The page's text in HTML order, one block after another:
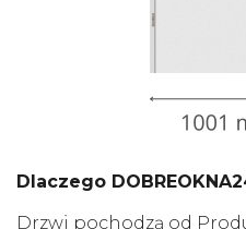
Dlaczego
Drzwi pochodzą od